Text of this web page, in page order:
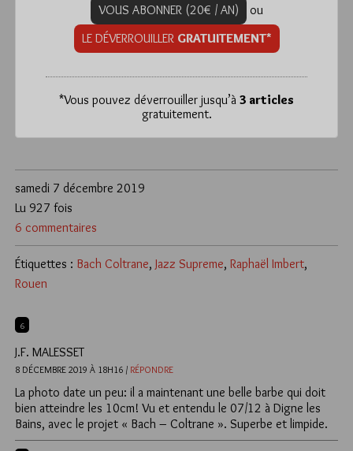
VOUS ABONNER (20€ / AN)
ou
LE DÉVERROUILLER GRATUITEMENT*
*Vous pouvez déverrouiller jusqu’à 3 articles
gratuitement.
samedi 7 décembre 2019
6 commentaires
Lu 927 fois
Étiquettes : Bach Coltrane, Jazz Supreme, Raphaël Imbert,
Rouen
6
J.F. MALESSET
8 DÉCEMBRE 2019 À 18H16 / RÉPONDRE
La photo date un peu: il a maintenant une belle barbe qui doit
bien atteindre les 10cm! Vu et entendu le 07/12 à Digne les
Bains, avec le projet « Bach – Coltrane ». Superbe et limpide.